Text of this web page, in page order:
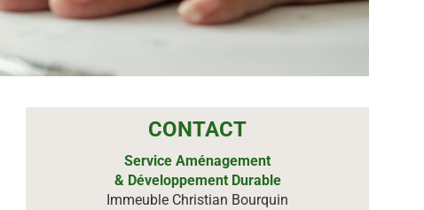
CONTACT
Service Aménagement
& Développement Durable
Immeuble Christian Bourquin